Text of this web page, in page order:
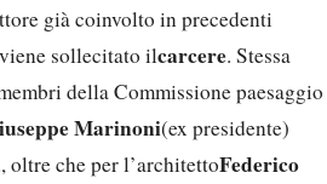
già coinvolto in precedenti
sollecitato ilcarcere. Stessa
della Commissione paesaggio
Marinoni(ex presidente)
, oltre che per l’architettoFederico